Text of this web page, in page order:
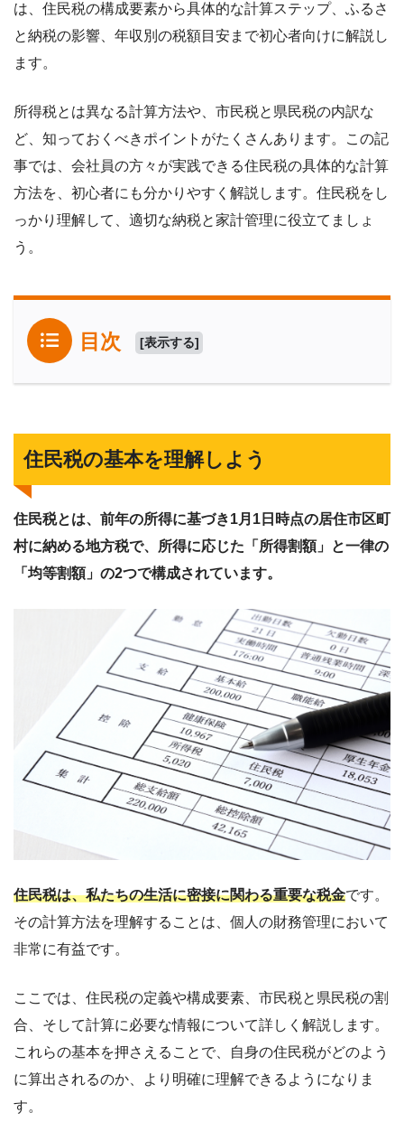
は、住民税の構成要素から具体的な計算ステップ、ふるさ
と納税の影響、年収別の税額目安まで初心者向けに解説し
ます。
所得税とは異なる計算方法や、市民税と県民税の内訳な
ど、知っておくべきポイントがたくさんあります。この記
事では、会社員の方々が実践できる住民税の具体的な計算
方法を、初心者にも分かりやすく解説します。住民税をし
っかり理解して、適切な納税と家計管理に役立てましょ
う。
目次 [表示する]
住民税の基本を理解しよう
住民税とは、前年の所得に基づき1月1日時点の居住市区町
村に納める地方税で、所得に応じた「所得割額」と一律の
「均等割額」の2つで構成されています。
住民税は、私たちの生活に密接に関わる重要な税金です。
その計算方法を理解することは、個人の財務管理において
非常に有益です。
ここでは、住民税の定義や構成要素、市民税と県民税の割
合、そして計算に必要な情報について詳しく解説します。
これらの基本を押さえることで、自身の住民税がどのよう
に算出されるのか、より明確に理解できるようになりま
す。